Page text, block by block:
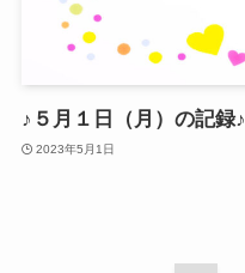
♪５月１日（月）の記録♪
2023年5月1日